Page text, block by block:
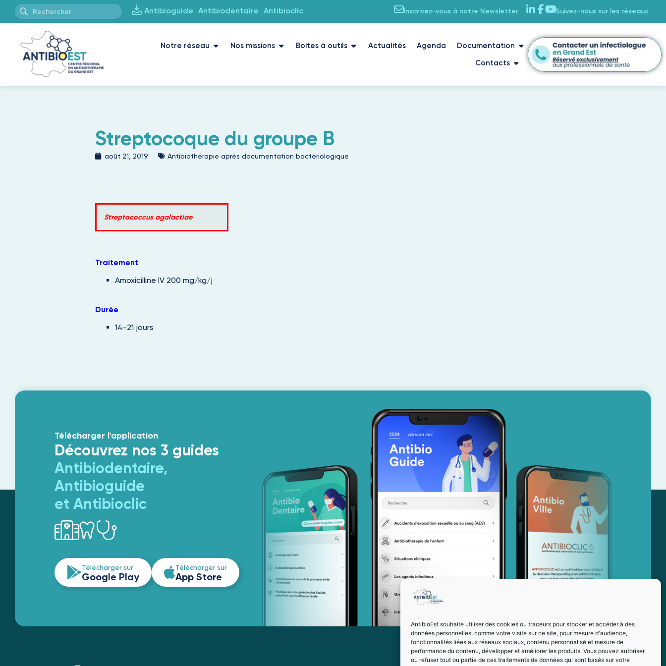
AntibioEst souhaite utiliser des cookies ou traceurs pour stocker et accéder à des
données personnelles, comme votre visite sur ce site, pour mesure d'audience,
fonctionnalités liées aux réseaux sociaux, contenu personnalisé et mesure de
performance du contenu, développer et améliorer les produits. Vous pouvez autoriser
ou refuser tout ou partie de ces traitements de données qui sont basés sur votre
Antibioguide Antibiodentaire Antibioclic Inscrivez-vous à notre Newsletter Suivez-nous sur les réseaux
Notre réseau Nos missions Boites à outils Actualités Agenda
Documentation
Contacts
Streptocoque du groupe B
août 21, 2019 Antibiothérapie après documentation bactériologique
Streptococcus agalactiae
Traitement
Amoxicilline IV 200 mg/kg/j
Durée
14-21 jours
Télécharger l'application
Découvrez nos 3 guides
Antibiodentaire,
Antibioguide
et Antibioclic
Télécharger sur
Google Play
Télécharger sur
App Store